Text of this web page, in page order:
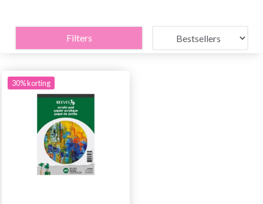
Filters
30% korting